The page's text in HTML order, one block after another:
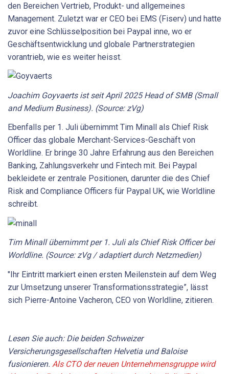
den Bereichen Vertrieb, Produkt- und allgemeines
Management. Zuletzt war er CEO bei EMS (Fiserv) und hatte
zuvor eine Schlüsselposition bei Paypal inne, wo er
Geschäftsentwicklung und globale Partnerstrategien
vorantrieb, wie es weiter heisst.
Joachim Goyvaerts ist seit April 2025 Head of SMB (Small
and Medium Business). (Source: zVg)
Ebenfalls per 1. Juli übernimmt Tim Minall als Chief Risk
Officer das globale Merchant-Services-Geschäft von
Worldline. Er bringe 30 Jahre Erfahrung aus den Bereichen
Banking, Zahlungsverkehr und Fintech mit. Bei Paypal
bekleidete er zentrale Positionen, darunter die des Chief
Risk and Compliance Officers für Paypal UK, wie Worldline
schreibt.
Tim Minall übernimmt per 1. Juli als Chief Risk Officer bei
Worldline. (Source: zVg / adaptiert durch Netzmedien)
"Ihr Eintritt markiert einen ersten Meilenstein auf dem Weg
zur Umsetzung unserer Transformationsstrategie”, lässt
sich Pierre-Antoine Vacheron, CEO von Worldline, zitieren.
Lesen Sie auch: Die beiden Schweizer
Versicherungsgesellschaften Helvetia und Baloise
fusionieren. Als CTO der neuen Unternehmensgruppe wird